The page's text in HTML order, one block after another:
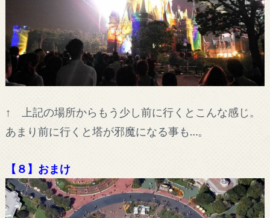
↑ 上記の場所からもう少し前に行くとこんな感じ。
あまり前に行くと塔が邪魔になる事も…。
【８】おまけ